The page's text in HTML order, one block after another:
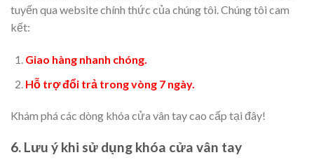
tuyến qua website chính thức của chúng tôi. Chúng tôi cam
kết:
Giao hàng nhanh chóng.
Hỗ trợ đổi trả trong vòng 7 ngày.
Khám phá các dòng khóa cửa vân tay cao cấp tại đây!
6. Lưu ý khi sử dụng khóa cửa vân tay